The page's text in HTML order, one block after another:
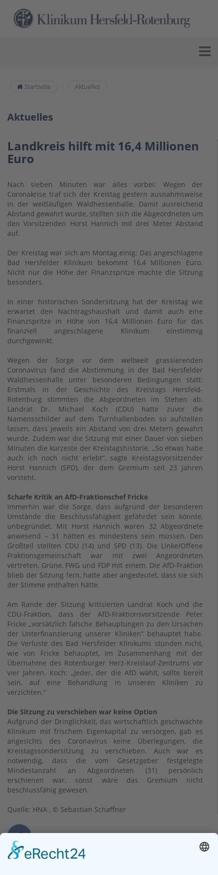
Startseite Aktuelles
Aktuelles
Landkreis hilft mit 16,4 Millionen
Euro
Nach sieben Minuten war alles vorbei: Wegen der
Coronakrise traf sich der Kreistag gestern ausnahmsweise
in der weitläufigen Waldhessenhalle. Damit ausreichend
Abstand gewahrt wurde, stellten sich die Abgeordneten um
den Vorsitzenden Horst Hannich mit drei Meter Abstand
auf.
Der Kreistag war sich am Montag einig: Das angeschlagene
Bad Hersfelder Klinikum bekommt 16,4 Millionen Euro.
Nicht nur die Höhe der Finanzspritze machte die Sitzung
besonders.
In einer historischen Sondersitzung hat der Kreistag wie
erwartet den Nachtragshaushalt und damit auch eine
Finanzspritze in Höhe von 16,4 Millionen Euro für das
finanziell angeschlagene Klinikum einstimmig
durchgewinkt.
Wegen der Sorge vor dem weltweit grassierenden
Coronavirus fand die Abstimmung in der Bad Hersfelder
Waldhessenhalle unter besonderen Bedingungen statt:
Erstmals in der Geschichte des Kreistags Hersfeld-
Rotenburg stimmten die Abgeordneten im Stehen ab.
Landrat Dr. Michael Koch (CDU) hatte zuvor die
Namensschilder auf dem Turnhallenboden so aufstellen
lassen, dass jeweils ein Abstand von drei Metern gewahrt
wurde. Zudem war die Sitzung mit einer Dauer von sieben
Minuten die kürzeste der Kreistagshistorie. „So etwas habe
auch ich noch nicht erlebt“, sagte Kreistagsvorsitzender
Horst Hannich (SPD), der dem Gremium seit 23 Jahren
vorsteht.
Scharfe Kritik an AfD-Fraktionschef Fricke
Immerhin war die Sorge, dass aufgrund der besonderen
Umstände die Beschlussfähigkeit gefährdet sein könnte,
unbegründet. Mit Horst Hannich waren 32 Abgeordnete
anwesend – 31 hätten es mindestens sein müssen. Den
Großteil stellten CDU (14) und SPD (13). Die Linke/Offene
Fraktionsgemeinschaft war mit zwei Angeordneten
vertreten, Grüne, FWG und FDP mit einem. Die AfD-Fraktion
blieb der Sitzung fern, hatte aber angedeutet, dass sie sich
der Stimme enthalten hätte.
Am Rande der Sitzung kritisierten Landrat Koch und die
CDU-Fraktion, dass der AfD-Fraktionsvorsitzende Peter
Fricke „vorsätzlich falsche Behauptungen zu den Ursachen
der Unterfinanzierung unserer Kliniken“ behauptet habe.
Die Verluste des Bad Hersfelder Klinikums stünden nicht,
wie von Fricke behauptet, im Zusammenhang mit der
Übernahme des Rotenburger Herz-Kreislauf-Zentrums vor
vier Jahren. Koch: „Jeder, der die AfD wählt, sollte bereit
sein, auf eine Behandlung in unseren Kliniken zu
verzichten.“
Die Sitzung zu verschieben war keine Option
Aufgrund der Dringlichkeit, das wirtschaftlich geschwächte
Klinikum mit frischem Eigenkapital zu versorgen, gab es
angesichts des Coronavirus keine Überlegungen, die
Kreistagssondersitzung zu verschieben. Auch war es
notwendig, dass die vom Gesetzgeber festgelegte
Mindestanzahl an Abgeordneten (31) persönlich
erschienen war, sonst wäre das Gremium nicht
beschlussfähig gewesen.
Quelle: HNA , © Sebastian Schaffner